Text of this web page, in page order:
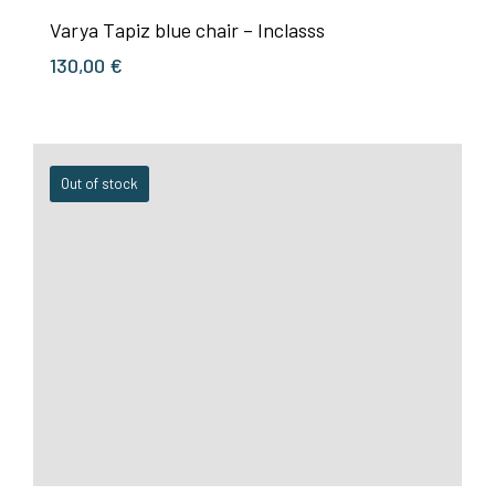
Varya Tapiz blue chair – Inclasss
130,00 €
Out of stock